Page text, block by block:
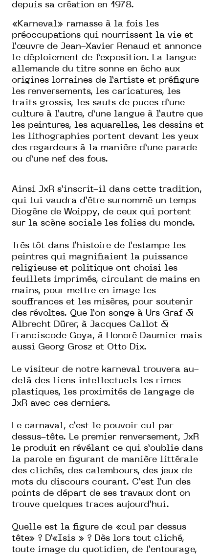
depuis sa création en 1978.
«Karneval» ramasse à la fois les
préoccupations qui nourrissent la vie et
l’œuvre de Jean-Xavier Renaud et annonce
le déploiement de l’exposition. La langue
allemande du titre sonne en écho aux
origines lorraines de l’artiste et préfigure
les renversements, les caricatures, les
traits grossis, les sauts de puces d’une
culture à l’autre, d’une langue à l’autre que
les peintures, les aquarelles, les dessins et
les lithographies portent devant les yeux
des regardeurs à la manière d’une parade
ou d’une nef des fous.
Ainsi JxR s’inscrit-il dans cette tradition,
qui lui vaudra d’être surnommé un temps
Diogène de Woippy, de ceux qui portent
sur la scène sociale les folies du monde.
Très tôt dans l’histoire de l’estampe les
peintres qui magnifiaient la puissance
religieuse et politique ont choisi les
feuillets imprimés, circulant de mains en
mains, pour mettre en image les
souffrances et les misères, pour soutenir
des révoltes. Que l’on songe à Urs Graf &
Albrecht Dürer, à Jacques Callot &
Franciscode Goya, à Honoré Daumier mais
aussi Georg Grosz et Otto Dix.
Le visiteur de notre karneval trouvera au-
delà des liens intellectuels les rimes
plastiques, les proximités de langage de
JxR avec ces derniers.
Le carnaval, c’est le pouvoir cul par
dessus-tête. Le premier renversement, JxR
le produit en révélant ce qui s’oublie dans
la parole en figurant de manière littérale
des clichés, des calembours, des jeux de
mots du discours courant. C’est l’un des
points de départ de ses travaux dont on
trouve quelques traces aujourd’hui.
Quelle est la figure de «cul par dessus
tête» ? D’«Isis » ? Dès lors tout cliché,
toute image du quotidien, de l’entourage,